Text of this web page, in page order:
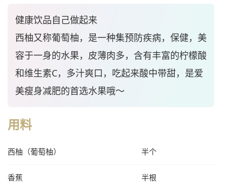
健康饮品自己做起来
西柚又称葡萄柚，是一种集预防疾病，保健，美
容于一身的水果，皮薄肉多，含有丰富的柠檬酸
和维生素C，多汁爽口，吃起来酸中带甜，是爱
美瘦身减肥的首选水果哦～
用料
西柚（葡萄柚） 半个
香蕉 半根